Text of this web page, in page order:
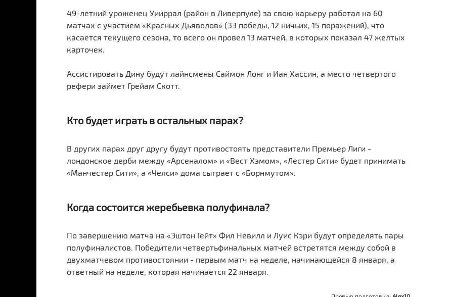
49-летний уроженец Уииррал (район в Ливерпуле) за свою карьеру работал на 60
матчах с участием «Красных Дьяволов» (33 победы, 12 ничьих, 15 поражений), что
касается текущего сезона, то всего он провел 13 матчей, в которых показал 47 желтых
карточек.
Ассистировать Дину будут лайнсмены Саймон Лонг и Иан Хассин, а место четвертого
рефери займет Грейам Скотт.
Кто будет играть в остальных парах?
В других парах друг другу будут противостоять представители Премьер Лиги -
лондонское дерби между «Арсеналом» и «Вест Хэмом», «Лестер Сити» будет принимать
«Манчестер Сити», а «Челси» дома сыграет с «Борнмутом».
Когда состоится жеребьевка полуфинала?
По завершению матча на «Эштон Гейт» Фил Невилл и Луис Кэри будут определять пары
полуфиналистов. Победители четвертьфинальных матчей встретятся между собой в
двухматчевом противостоянии - первым матч на неделе, начинающейся 8 января, а
ответный на неделе, которая начинается 22 января.